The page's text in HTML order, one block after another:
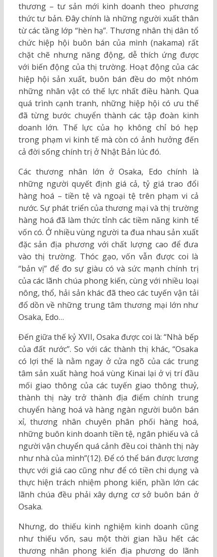
thương – tư sản mới kinh doanh theo phương
thức tư bản. Đây chính là những người xuất thân
từ các tầng lớp “hèn hạ”. Thương nhân thị dân tổ
chức hiệp hội buôn bán của mình (nakama) rất
chặt chẽ nhưng năng động, dễ thích ứng được
với biến động của thị trường. Hoạt động của các
hiệp hội sản xuất, buôn bán đều do một nhóm
những nhân vật có thế lực nhất điều hành. Qua
quá trình cạnh tranh, những hiệp hội có ưu thế
đã từng bước chuyển thành các tập đoàn kinh
doanh lớn. Thế lực của họ không chỉ bó hẹp
trong phạm vi kinh tế mà còn có ảnh hưởng đến
cả đời sống chính trị ở Nhật Bản lúc đó.
Các thương nhân lớn ở Osaka, Edo chính là
những người quyết định giá cả, tỷ giá trao đổi
hàng hoá – tiền tệ và ngoại tệ trên phạm vi cả
nước. Sự phát triển của thương mại và thị trường
hàng hoá đã làm thức tỉnh các tiềm năng kinh tế
vốn có. Ở nhiều vùng người ta đua nhau sản xuất
đặc sản địa phương với chất lượng cao để đưa
vào thị trường. Thóc gạo, vốn vẫn được coi là
“bản vị” để đo sự giàu có và sức mạnh chính trị
của các lãnh chúa phong kiến, cùng với nhiều loại
nông, thổ, hải sản khác đã theo các tuyến vận tải
đổ dồn về những trung tâm thương mại lớn như
Osaka, Edo…
Đến giữa thế kỷ XVII, Osaka được coi là: “Nhà bếp
của đất nước”. So với các thành thị khác, “Osaka
có lợi thế là nằm ngay ở cửa ngõ của các trung
tâm sản xuất hàng hoá vùng Kinai lại ở vị trí đầu
mối giao thông của các tuyến giao thông thuỷ,
thành thị này trở thành địa điểm chính trung
chuyển hàng hoá và hàng ngàn người buôn bán
xỉ, thương nhân chuyên phân phối hàng hoá,
những buôn kinh doanh tiền tệ, ngân phiếu và cả
người vận chuyển quá cảnh đều coi thành thị này
như nhà của mình”(12). Để có thể bán được lương
thực với giá cao cũng như để có tiền chi dụng và
thực hiện trách nhiệm phong kiến, phần lớn các
lãnh chúa đều phải xây dựng cơ sở buôn bán ở
Osaka.
Nhưng, do thiếu kinh nghiệm kinh doanh cũng
như thiếu vốn, sau một thời gian hầu hết các
thương nhân phong kiến địa phương do lãnh